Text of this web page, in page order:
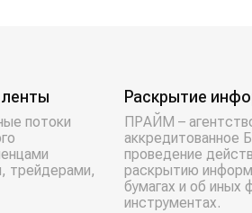
потоки
трейдерами,
Раскрытие
ПРАЙМ –
аккредитованное
проведение
раскрытию
бумагах и об иных
инструментах.